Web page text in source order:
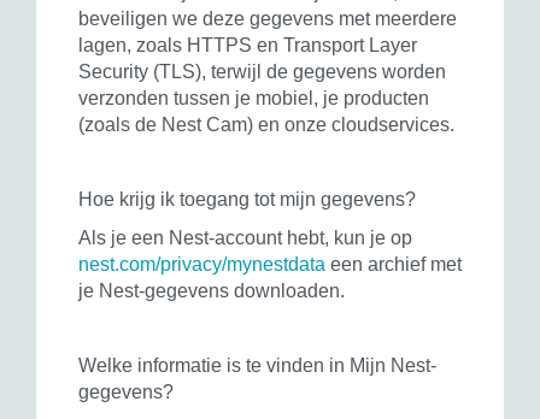
beveiligen we deze gegevens met meerdere
lagen, zoals HTTPS en Transport Layer
Security (TLS), terwijl de gegevens worden
verzonden tussen je mobiel, je producten
(zoals de Nest Cam) en onze cloudservices.
Hoe krijg ik toegang tot mijn gegevens?
Als je een Nest-account hebt, kun je op
nest.com/privacy/mynestdata een archief met
je Nest-gegevens downloaden.
Welke informatie is te vinden in Mijn Nest-
gegevens?